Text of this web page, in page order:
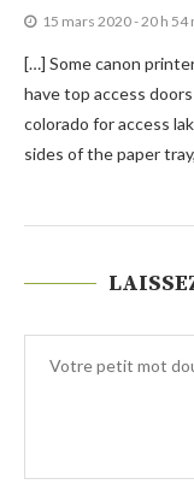
15 mars 2020 - 20 h 54
[…] Some canon
have top access
colorado for access
sides of the paper